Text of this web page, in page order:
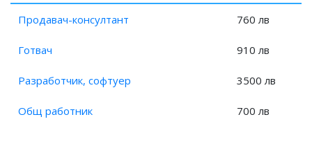
Продавач-консултант 760 лв
Готвач 910 лв
Разработчик, софтуер 3500 лв
Общ работник 700 лв